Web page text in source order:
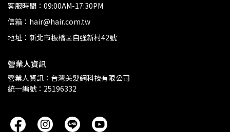
客服時間：09:00AM-17:30PM
信箱：hair@hair.com.tw
地址：新北市板橋區自強新村42號
營業人資訊
營業人資訊：台灣美髮網科技有限公司
統一編號：25196332